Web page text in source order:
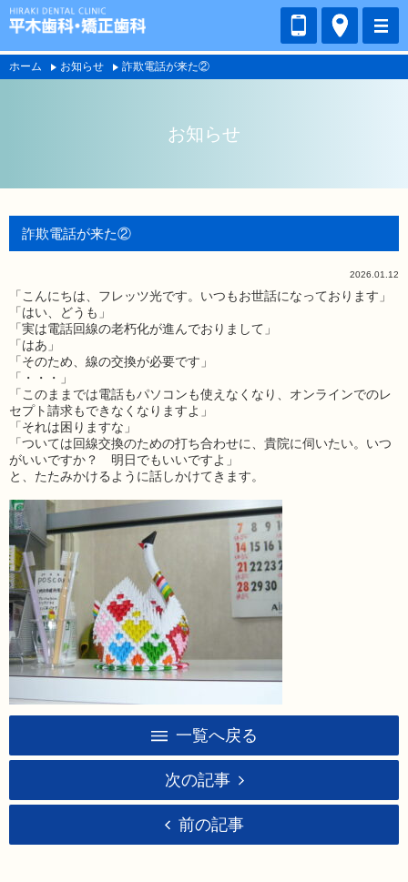
ホーム お知らせ 詐欺電話が来た②
お知らせ
詐欺電話が来た②
2026.01.12
「こんにちは、フレッツ光です。いつもお世話になっております」
「はい、どうも」
「実は電話回線の老朽化が進んでおりまして」
「はあ」
「そのため、線の交換が必要です」
「・・・」
「このままでは電話もパソコンも使えなくなり、オンラインでのレ
セプト請求もできなくなりますよ」
「それは困りますな」
「ついては回線交換のための打ち合わせに、貴院に伺いたい。いつ
がいいですか？ 明日でもいいですよ」
と、たたみかけるように話しかけてきます。
一覧へ戻る
次の記事
前の記事